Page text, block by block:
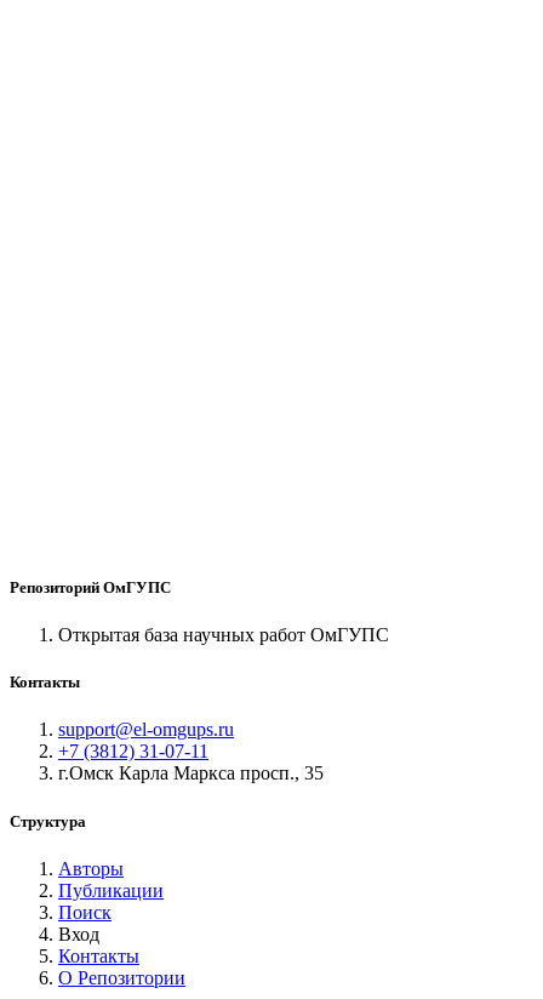
Репозиторий ОмГУПС
Открытая база научных работ ОмГУПС
Контакты
support@el-omgups.ru
+7 (3812) 31-07-11
г.Омск Карла Маркса просп., 35
Структура
Авторы
Публикации
Поиск
Вход
Контакты
О Репозитории